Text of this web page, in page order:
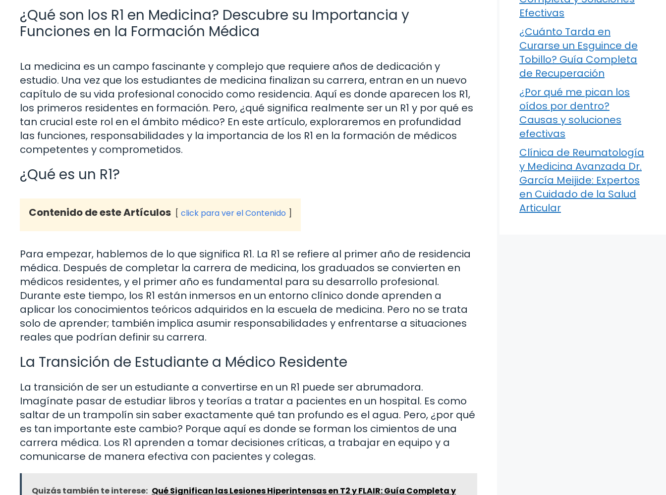
¿Qué son los R1 en Medicina? Descubre su Importancia y
Funciones en la Formación Médica
La medicina es un campo fascinante y complejo que requiere años de dedicación y
estudio. Una vez que los estudiantes de medicina finalizan su carrera, entran en un nuevo
capítulo de su vida profesional conocido como residencia. Aquí es donde aparecen los R1,
los primeros residentes en formación. Pero, ¿qué significa realmente ser un R1 y por qué es
tan crucial este rol en el ámbito médico? En este artículo, exploraremos en profundidad
las funciones, responsabilidades y la importancia de los R1 en la formación de médicos
competentes y comprometidos.
¿Qué es un R1?
Contenido de este Artículos click para ver el Contenido
Para empezar, hablemos de lo que significa R1. La R1 se refiere al primer año de residencia
médica. Después de completar la carrera de medicina, los graduados se convierten en
médicos residentes, y el primer año es fundamental para su desarrollo profesional.
Durante este tiempo, los R1 están inmersos en un entorno clínico donde aprenden a
aplicar los conocimientos teóricos adquiridos en la escuela de medicina. Pero no se trata
solo de aprender; también implica asumir responsabilidades y enfrentarse a situaciones
reales que podrían definir su carrera.
La Transición de Estudiante a Médico Residente
La transición de ser un estudiante a convertirse en un R1 puede ser abrumadora.
Imagínate pasar de estudiar libros y teorías a tratar a pacientes en un hospital. Es como
saltar de un trampolín sin saber exactamente qué tan profundo es el agua. Pero, ¿por qué
es tan importante este cambio? Porque aquí es donde se forman los cimientos de una
carrera médica. Los R1 aprenden a tomar decisiones críticas, a trabajar en equipo y a
comunicarse de manera efectiva con pacientes y colegas.
Quizás también te interese: Qué Significan las Lesiones Hiperintensas en T2 y FLAIR: Guía Completa y
Efectivas
¿Cuánto Tarda en
Curarse un Esguince de
Tobillo? Guía Completa
de Recuperación
¿Por qué me pican los
oídos por dentro?
Causas y soluciones
efectivas
Clínica de Reumatología
y Medicina Avanzada Dr.
García Meijide: Expertos
en Cuidado de la Salud
Articular